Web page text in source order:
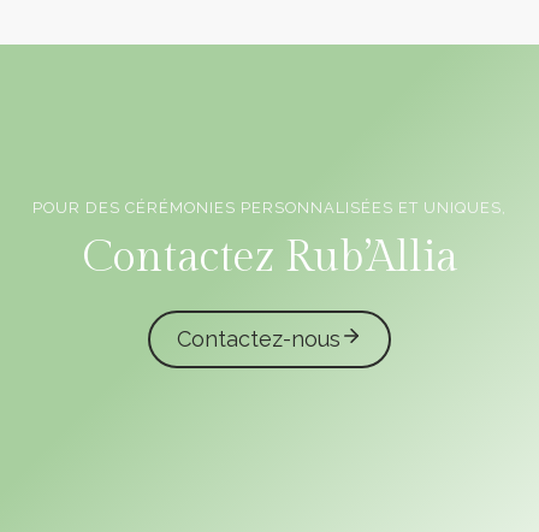
POUR DES CÉRÉMONIES PERSONNALISÉES ET UNIQUES,
Contactez Rub’Allia
Contactez-nous